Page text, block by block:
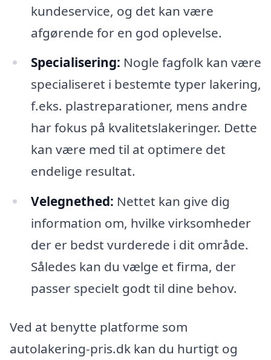
kundeservice, og det kan være
afgørende for en god oplevelse.
Specialisering: Nogle fagfolk kan være
specialiseret i bestemte typer lakering,
f.eks. plastreparationer, mens andre
har fokus på kvalitetslakeringer. Dette
kan være med til at optimere det
endelige resultat.
Velegnethed: Nettet kan give dig
information om, hvilke virksomheder
der er bedst vurderede i dit område.
Således kan du vælge et firma, der
passer specielt godt til dine behov.
Ved at benytte platforme som
autolakering-pris.dk kan du hurtigt og